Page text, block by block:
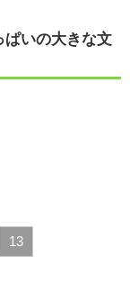
ぱいの大きな文
13